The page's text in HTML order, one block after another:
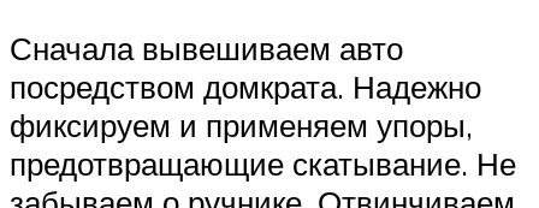
Сначала вывешиваем авто
посредством домкрата. Надежно
фиксируем и применяем упоры,
предотвращающие скатывание. Не